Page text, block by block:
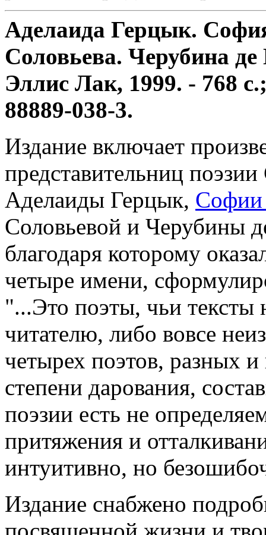
Аделаида Герцык.
Соловьева. Черубина
Эллис Лак, 1999. - 768
88889-038-3.
Издание включает
представительниц
Аделаиды Герцык, Софии
Соловьевой и Черубины
благодаря которому
четыре имени,
"...Это поэты, чьи тексты
читателю, либо вовсе
четырех поэтов, разных и
степени дарования,
поэзии есть не
притяжения и
интуитивно, но
Издание снабжено